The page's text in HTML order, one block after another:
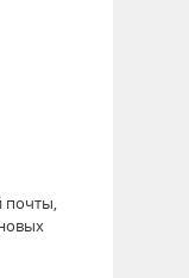
почты,